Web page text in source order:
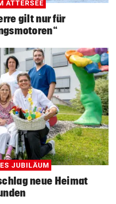
ATTERSEE
gilt nur für
JUBILÄUM
neue Heimat